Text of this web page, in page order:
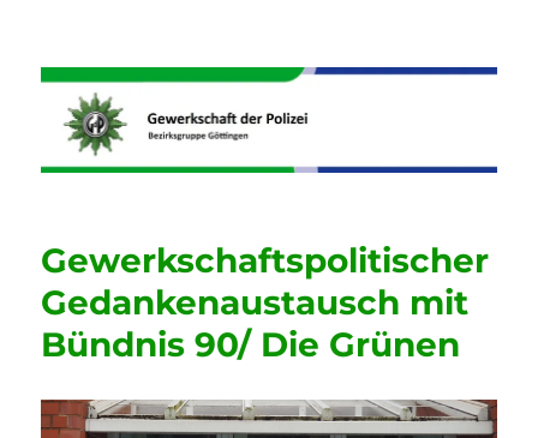
Informationen der GdP
Bezirksgruppe Göttingen
Gewerkschaftspolitischer
Gedankenaustausch mit
Bündnis 90/ Die Grünen